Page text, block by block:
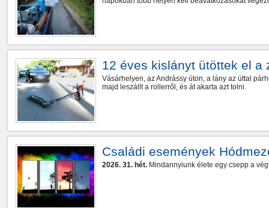
12 éves kislányt ütöttek el a
Vásárhelyen, az Andrássy úton, a lány az úttal
majd leszállt a rollerről, és át akarta azt tolni.
Családi események
2026. 31. hét.Mindannyiunk élete egy csepp a